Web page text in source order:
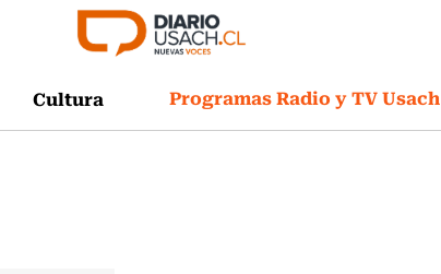
Cultura Programas Radio y TV Usach